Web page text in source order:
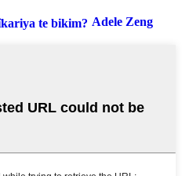
Adele Zeng